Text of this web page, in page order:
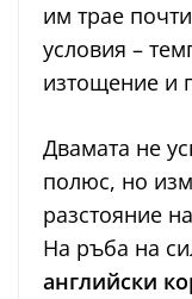
им трае почти
условия –
изтощение и
Двамата не
полюс, но
разстояние
На ръба на
английски